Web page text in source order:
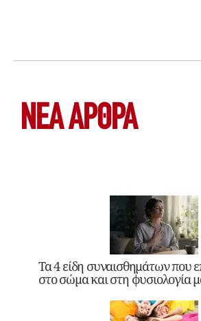
ΝΕΑ ΆΡΘΡΑ
Τα 4 είδη συναισθημάτων που
στο σώμα και στη φυσιολογία